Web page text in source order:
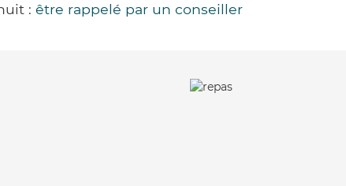
: être rappelé par un conseiller